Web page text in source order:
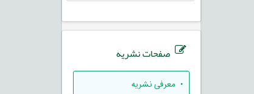
صفحات نشریه
• معرفی نشریه